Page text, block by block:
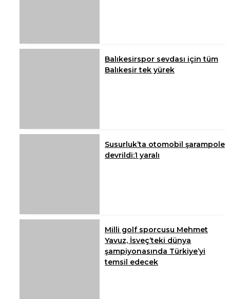
Balıkesirspor sevdası için tüm
Balıkesir tek yürek
Susurluk’ta otomobil şarampole
devrildi:1 yaralı
Milli golf sporcusu Mehmet
Yavuz, İsveç’teki dünya
şampiyonasında Türkiye’yi
temsil edecek